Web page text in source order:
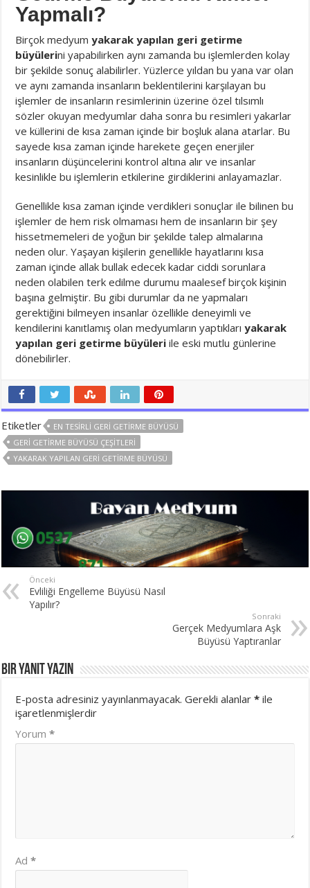
Yapmalı?
Birçok medyumyakarak yapılan geri getirme
büyülerini yapabilirken aynı zamanda bu işlemlerden kolay
bir şekilde sonuç alabilirler. Yüzlerce yıldan bu yana var olan
ve aynı zamanda insanların beklentilerini karşılayan bu
işlemler de insanların resimlerinin üzerine özel tılsımlı
sözler okuyan medyumlar daha sonra bu resimleri yakarlar
ve küllerini de kısa zaman içinde bir boşluk alana atarlar. Bu
sayede kısa zaman içinde harekete geçen enerjiler
insanların düşüncelerini kontrol altına alır ve insanlar
kesinlikle bu işlemlerin etkilerine girdiklerini anlayamazlar.
Genellikle kısa zaman içinde verdikleri sonuçlar ile bilinen bu
işlemler de hem risk olmaması hem de insanların bir şey
hissetmemeleri de yoğun bir şekilde talep almalarına
neden olur. Yaşayan kişilerin genellikle hayatlarını kısa
zaman içinde allak bullak edecek kadar ciddi sorunlara
neden olabilen terk edilme durumu maalesef birçok kişinin
başına gelmiştir. Bu gibi durumlar da ne yapmaları
gerektiğini bilmeyen insanlar özellikle deneyimli ve
kendilerini kanıtlamış olan medyumların yaptıklarıyakarak
yapılan geri getirme büyüleri ile eski mutlu günlerine
dönebilirler.
Etiketler
EN TESIRLI GERI GETIRME BÜYÜSÜ
GERI GETIRME BÜYÜSÜ ÇEŞITLERI
YAKARAK YAPILAN GERI GETIRME BÜYÜSÜ
Önceki
Evliliği Engelleme Büyüsü Nasıl
Yapılır?
Sonraki
Gerçek Medyumlara Aşk
Büyüsü Yaptıranlar
Bir yanıt yazın
E-posta adresiniz yayınlanmayacak. Gerekli alanlar* ile
işaretlenmişlerdir
Yorum*
Ad*